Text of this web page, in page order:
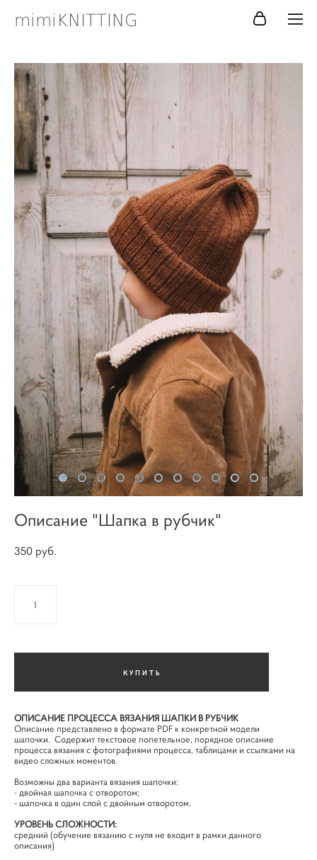
mimiKNITTING
Описание "Шапка в рубчик"
350 pуб.
КУПИТЬ
ОПИСАНИЕ ПРОЦЕССА ВЯЗАНИЯ ШАПКИ В РУБЧИК
Описание представлено в формате PDF к конкретной модели
шапочки. Содержит текстовое попетельное, порядное описание
процесса вязания с фотографиями процесса, таблицами и ссылками на
видео сложных моментов.
Возможны два варианта вязания шапочки:
- двойная шапочка с отворотом;
- шапочка в один слой с двойным отворотом.
УРОВЕНЬ СЛОЖНОСТИ:
средний (обучение вязанию с нуля не входит в рамки данного
описания)